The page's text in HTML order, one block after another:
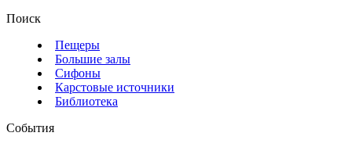
Поиск
Пещеры
Большие залы
Сифоны
Карстовые источники
Библиотека
События